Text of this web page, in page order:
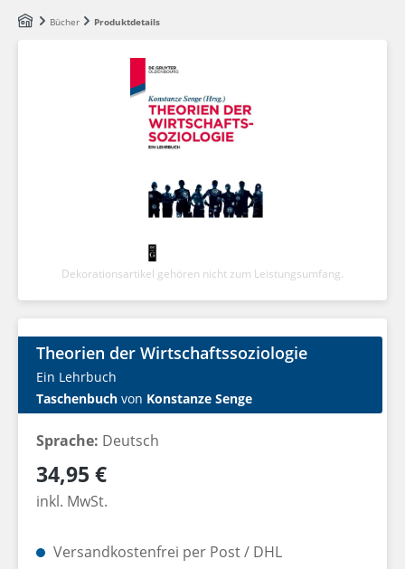
Zum Hauptinhalt springen
Bücher Produktdetails
Dekorationsartikel gehören nicht zum Leistungsumfang.
Theorien der Wirtschaftssoziologie
Ein Lehrbuch
Taschenbuch von Konstanze Senge
Sprache: Deutsch
Regulärer Preis:
34,95 €
inkl. MwSt.
Versandkostenfrei per Post / DHL